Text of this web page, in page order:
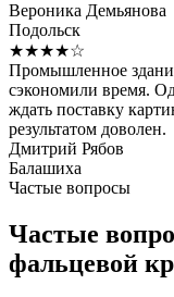
Вероника Демьянова
Подольск
★★★★☆
Промышленное
сэкономили время.
ждать поставку
результатом доволен.
Дмитрий Рябов
Балашиха
Частые вопросы
Частые
фальцевой